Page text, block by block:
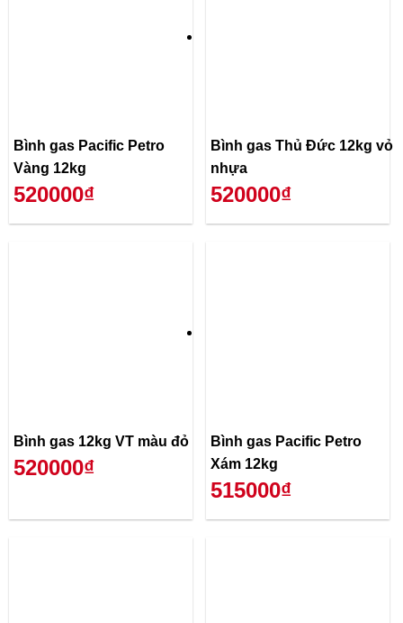
Bình gas Pacific Petro
Vàng 12kg
520000₫
Bình gas Thủ Đức 12kg vỏ
nhựa
520000₫
Bình gas 12kg VT màu đỏ
520000₫
Bình gas Pacific Petro
Xám 12kg
515000₫